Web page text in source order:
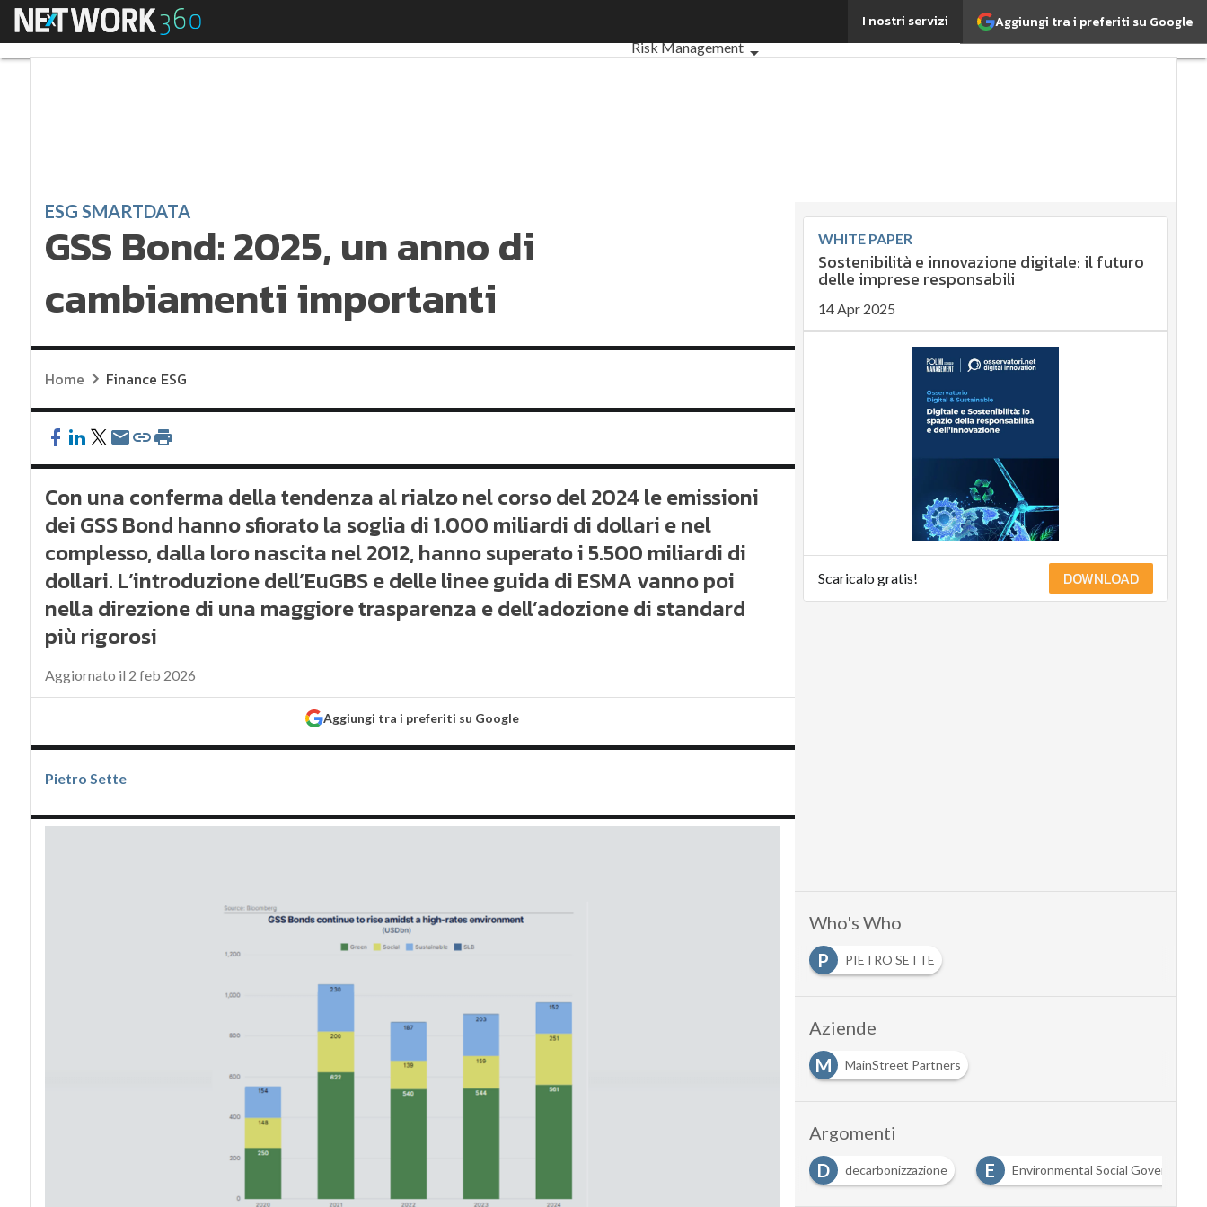
Aggiungi tra i preferiti su Google
I nostri servizi
Menu
Agrifood EnergyUP
Risk Management
ESG SMARTDATA
GSS Bond: 2025, un anno di
cambiamenti importanti
Home Finance ESG
Con una conferma della tendenza al rialzo nel corso del 2024 le emissioni
dei GSS Bond hanno sfiorato la soglia di 1.000 miliardi di dollari e nel
complesso, dalla loro nascita nel 2012, hanno superato i 5.500 miliardi di
dollari. L’introduzione dell’EuGBS e delle linee guida di ESMA vanno poi
nella direzione di una maggiore trasparenza e dell’adozione di standard
più rigorosi
Aggiornato il 2 feb 2026
Aggiungi tra i preferiti su Google
Pietro Sette
WHITE PAPER
Sostenibilità e innovazione digitale: il futuro
delle imprese responsabili
14 Apr 2025
Scaricalo gratis! DOWNLOAD
Who's Who
P
PIETRO SETTE
Aziende
M
MainStreet Partners
Argomenti
D decarbonizzazione E Environmental Social Governance